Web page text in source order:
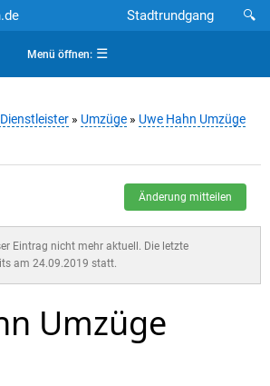
🔍
Stadtrundgang
Menü öffnen:☰
» Umzüge » Uwe Hahn Umzüge
Änderung mitteilen
Eintrag nicht mehr aktuell. Die letzte
am 24.09.2019 statt.
Umzüge